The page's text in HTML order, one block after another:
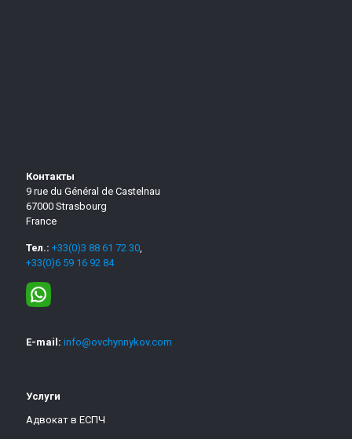
Контакты
9 rue du Général de Castelnau
67000 Strasbourg
France
Тел.: +33(0)3 88 61 72 30,
+33(0)6 59 16 92 84
E-mail: info@ovchynnykov.com
Услуги
Адвокат в ЕСПЧ